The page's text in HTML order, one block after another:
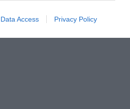
Data Access Privacy Policy